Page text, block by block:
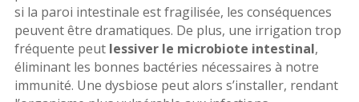
si la paroi intestinale est fragilisée, les conséquences
peuvent être dramatiques. De plus, une irrigation trop
fréquente peut lessiver le microbiote intestinal,
éliminant les bonnes bactéries nécessaires à notre
immunité. Une dysbiose peut alors s’installer, rendant